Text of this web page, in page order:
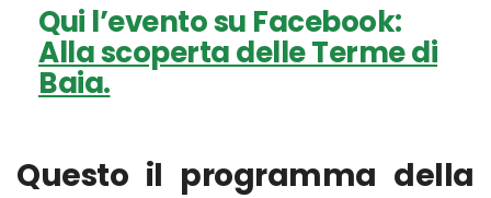
Qui l’evento su Facebook:
Alla scoperta delle Terme di
Baia.
Questo il programma della